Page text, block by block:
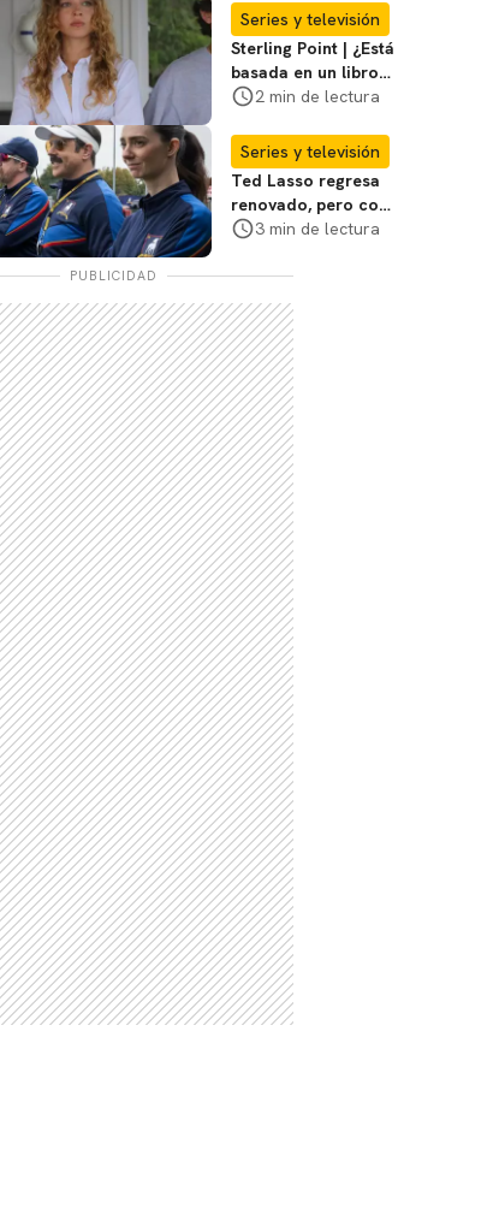
Navarro?
Series y televisión
Sterling Point | ¿Está
basada en un libro o
en una historia
2 min de lectura
Series y televisión
Ted Lasso regresa
renovado, pero con
la misma ternura en
3 min de lectura
PUBLICIDAD